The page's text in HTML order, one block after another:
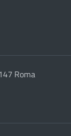
Roma